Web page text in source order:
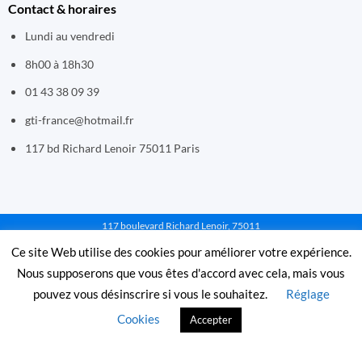
Contact & horaires
Lundi au vendredi
8h00 à 18h30
01 43 38 09 39
gti-france@hotmail.fr
117 bd Richard Lenoir 75011 Paris
117 boulevard Richard Lenoir, 75011
01 43 38 09 39 - Mentions légales et cgv
© 1995-2025 GTI France. Tous droits réservés. Paiements sécurisés
par La Banque Postale.
Ce site Web utilise des cookies pour améliorer votre expérience.
Nous supposerons que vous êtes d'accord avec cela, mais vous
pouvez vous désinscrire si vous le souhaitez.
Réglage
Cookies
Accepter